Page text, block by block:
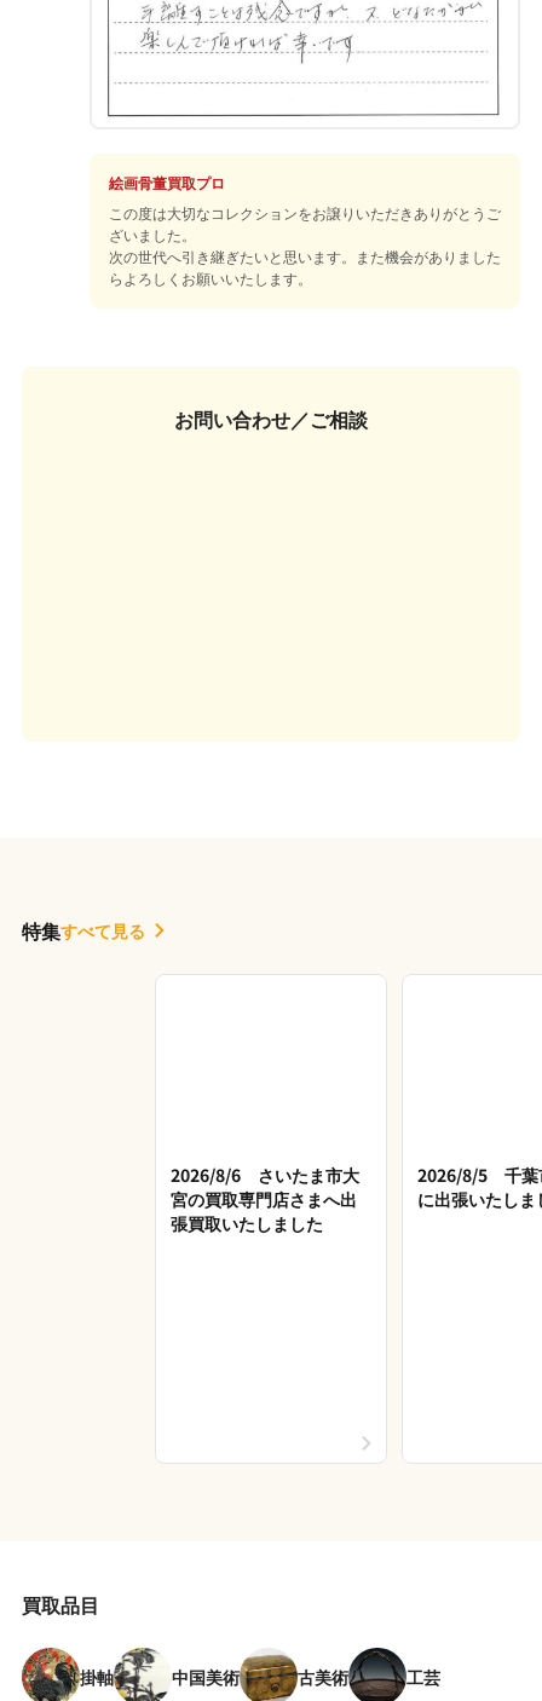
絵画骨董買取プロ
この度は大切なコレクションをお譲りいただきありがとうご
ざいました。
次の世代へ引き継ぎたいと思います。また機会がありました
らよろしくお願いいたします。
お問い合わせ／ご相談
特集すべて見る
2026/8/6 さいたま市大
宮の買取専門店さまへ出
張買取いたしました
2026/8/5 千葉
に出張いたしま
買取品目
掛軸 中国美術 古美術 工芸